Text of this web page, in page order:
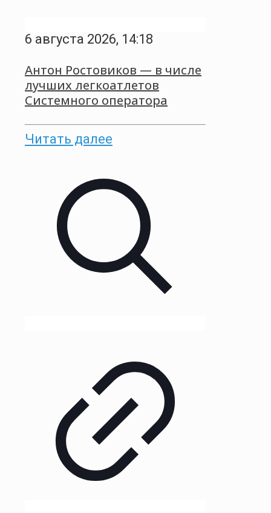
6 августа 2026, 14:18
Антон Ростовиков — в числе
лучших легкоатлетов
Системного оператора
Читать далее